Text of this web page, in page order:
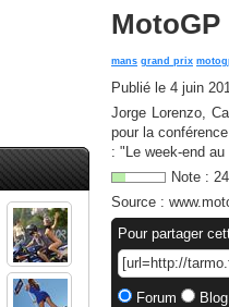
MotoGP
mans grand prix
Publié le 4 juin
Jorge Lorenzo,
pour la
: "Le week-end
Note : 24
Source :
Pour partager
Forum